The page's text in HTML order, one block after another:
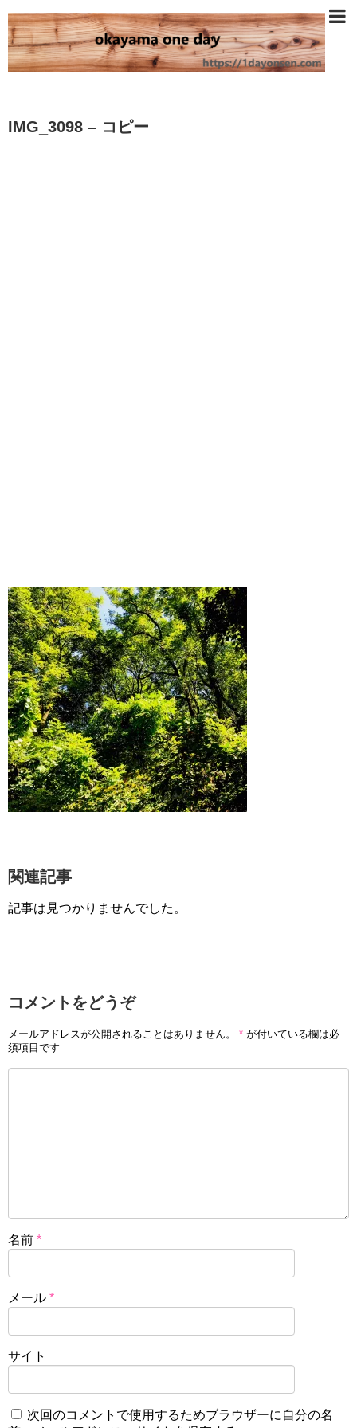
IMG_3098 – コピー
関連記事
記事は見つかりませんでした。
コメントをどうぞ
メールアドレスが公開されることはありません。 * が付いている欄は必
須項目です
名前 *
メール *
サイト
次回のコメントで使用するためブラウザーに自分の名